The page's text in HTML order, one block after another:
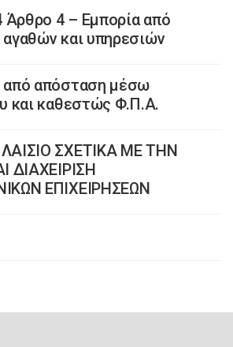
Άρθρο 4 – Εμπορία από
και υπηρεσιών
από απόσταση μέσω
και καθεστώς Φ.Π.Α.
ΣΧΕΤΙΚΑ ΜΕ ΤΗΝ
ΔΙΑΧΕΙΡΙΣΗ
ΕΠΙΧΕΙΡΗΣΕΩΝ